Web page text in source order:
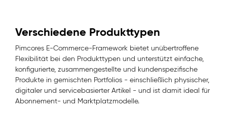
Verschiedene Produkttypen
Pimcores E-Commerce-Framework bietet unübertroffene
Flexibilität bei den Produkttypen und unterstützt einfache,
konfigurierte, zusammengestellte und kundenspezifische
Produkte in gemischten Portfolios - einschließlich physischer,
digitaler und servicebasierter Artikel - und ist damit ideal für
Abonnement- und Marktplatzmodelle.